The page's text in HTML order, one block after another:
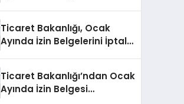
Ticaret Bakanlığı, Ocak
Ayında İzin Belgelerini İptal
Ticaret Bakanlığı’ndan Ocak
Ayında İzin Belgesi